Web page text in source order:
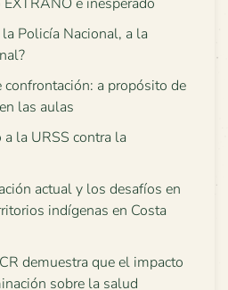
Policía Nacional, a la
confrontación: a propósito de
las aulas
la URSS contra la
actual y los desafíos en
indígenas en Costa
demuestra que el impacto
sobre la salud